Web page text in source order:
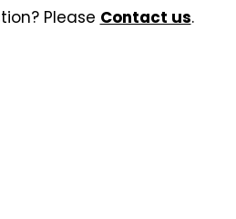
Please Contact us.